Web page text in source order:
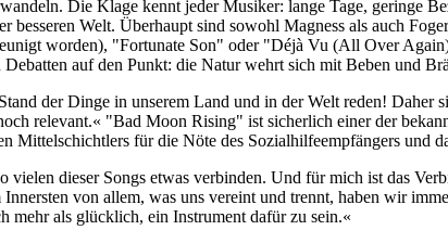
Die Klage kennt jeder Musiker: lange Tage, geringe
Welt. Überhaupt sind sowohl Magness als auch
worden), "Fortunate Son" oder "Déjà Vu (All Over
auf den Punkt: die Natur wehrt sich mit Beben und
der Dinge in unserem Land und in der Welt reden!
relevant.« "Bad Moon Rising" ist sicherlich einer der
für die Nöte des Sozialhilfeempfängers und
dieser Songs etwas verbinden. Und für mich ist das
von allem, was uns vereint und trennt, haben wir
mehr als glücklich, ein Instrument dafür zu sein.«